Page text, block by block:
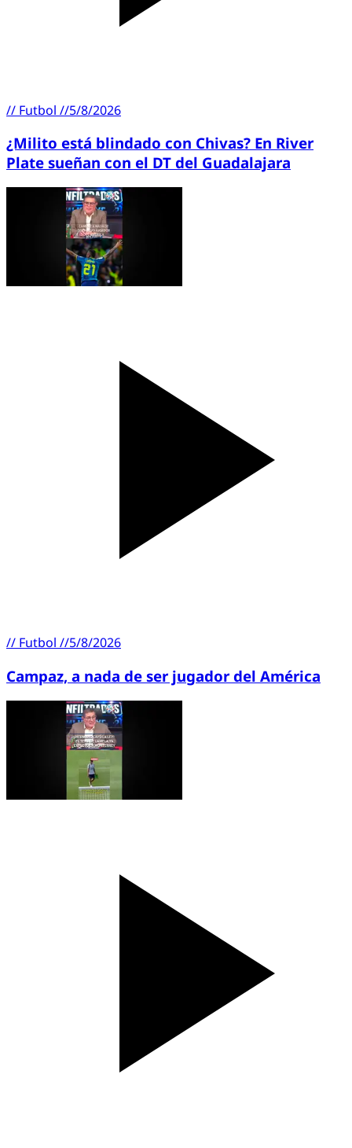
// Futbol //5/8/2026
¿Milito está blindado con Chivas? En River
Plate sueñan con el DT del Guadalajara
// Futbol //5/8/2026
Campaz, a nada de ser jugador del América